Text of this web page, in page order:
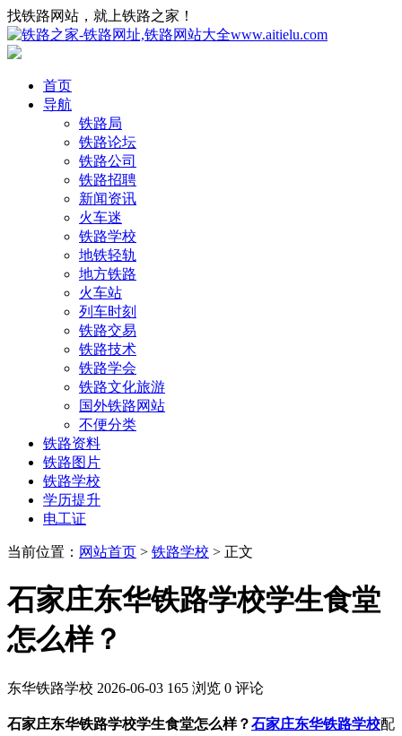
找铁路网站，就上铁路之家！
首页
导航
铁路局
铁路论坛
铁路公司
铁路招聘
新闻资讯
火车迷
铁路学校
地铁轻轨
地方铁路
火车站
列车时刻
铁路交易
铁路技术
铁路学会
铁路文化旅游
国外铁路网站
不便分类
铁路资料
铁路图片
铁路学校
学历提升
电工证
当前位置： 网站首页 > 铁路学校 > 正文
石家庄东华铁路学校学生食堂
怎么样？
东华铁路学校 2026-06-03 165 浏览 0 评论
石家庄东华铁路学校学生食堂怎么样？石家庄东华铁路学校配